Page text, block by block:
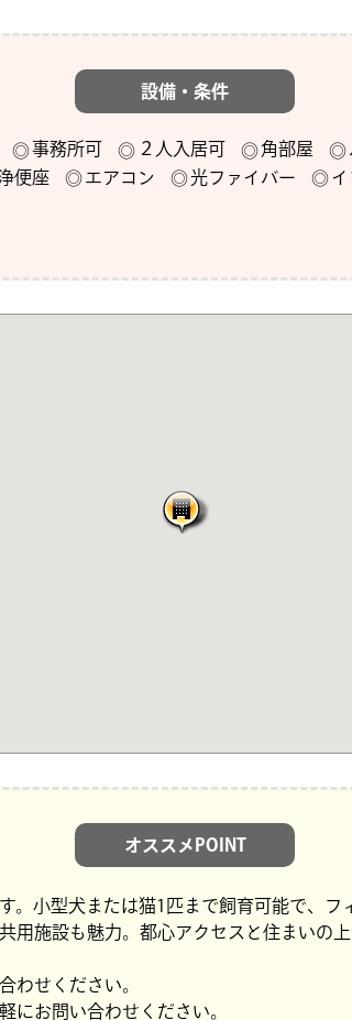
設備・条件
事務所可 ２人入居可 角部屋
便座 エアコン 光ファイバー
オススメPOINT
。小型犬または猫1匹まで飼育可能で、フ
用施設も魅力。都心アクセスと住まいの
わせください。
にお問い合わせください。